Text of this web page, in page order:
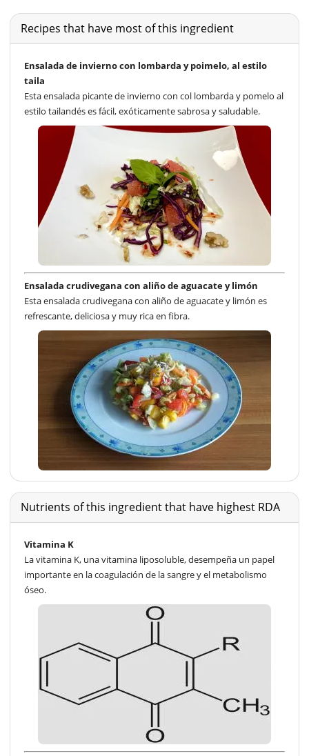
Recipes that have most of this ingredient
Ensalada de invierno con lombarda y poimelo, al estilo
taila
Esta ensalada picante de invierno con col lombarda y pomelo al
estilo tailandés es fácil, exóticamente sabrosa y saludable.
Ensalada crudivegana con aliño de aguacate y limón
Esta ensalada crudivegana con aliño de aguacate y limón es
refrescante, deliciosa y muy rica en fibra.
Nutrients of this ingredient that have highest RDA
Vitamina K
La vitamina K, una vitamina liposoluble, desempeña un papel
importante en la coagulación de la sangre y el metabolismo
óseo.